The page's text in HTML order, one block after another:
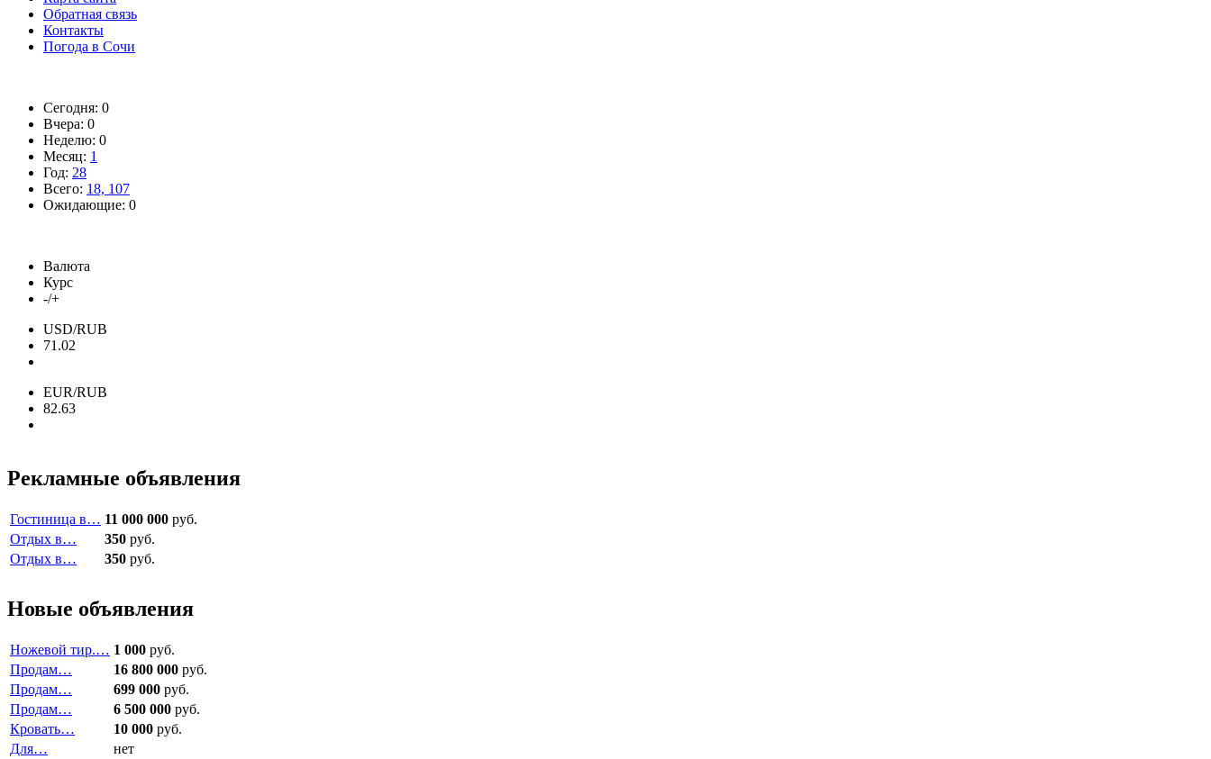
Обратная связь
Контакты
Погода в Сочи
Сегодня: 0
Вчера: 0
Неделю: 0
Месяц: 1
Год: 28
Всего: 18, 107
Ожидающие: 0
Валюта
Курс
-/+
USD/RUB
71.02
EUR/RUB
82.63
Рекламные объявления
Гостиница в… 11 000 000 руб.
Отдых в…
350 руб.
Отдых в…
350 руб.
Новые объявления
Ножевой тир.… 1 000 руб.
Продам…
16 800 000 руб.
Продам…
699 000 руб.
Продам…
6 500 000 руб.
Кровать…
10 000 руб.
Для…
нет